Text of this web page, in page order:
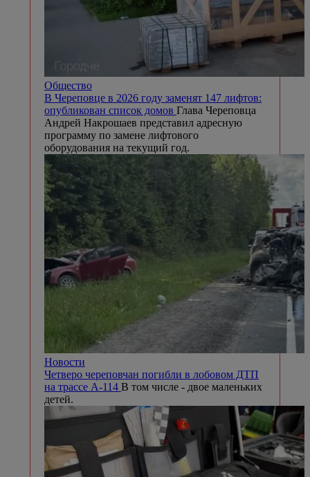
Общество
В Череповце в 2026 году заменят 147 лифтов:
опубликован список домов Глава Череповца
Андрей Накрошаев представил адресную
программу по замене лифтового
оборудования на текущий год.
Новости
Четверо череповчан погибли в лобовом ДТП
на трассе А-114 В том числе - двое маленьких
детей.